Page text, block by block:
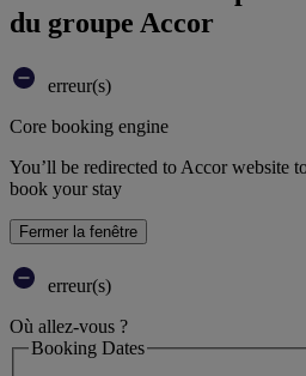
du groupe Accor
erreur(s)
Core booking engine
You’ll be redirected to Accor website
book your stay
Fermer la fenêtre
erreur(s)
Où allez-vous ?
Booking Dates